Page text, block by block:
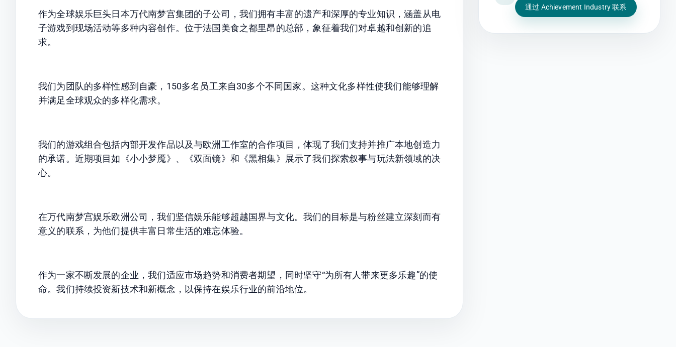
作为全球娱乐巨头日本万代南梦宫集团的子公司，我们拥有丰富的遗产和深厚的专业知识，涵盖从电
子游戏到现场活动等多种内容创作。位于法国美食之都里昂的总部，象征着我们对卓越和创新的追
求。
我们为团队的多样性感到自豪，150多名员工来自30多个不同国家。这种文化多样性使我们能够理解
并满足全球观众的多样化需求。
我们的游戏组合包括内部开发作品以及与欧洲工作室的合作项目，体现了我们支持并推广本地创造力
的承诺。近期项目如《小小梦魇》、《双面镜》和《黑相集》展示了我们探索叙事与玩法新领域的决
心。
在万代南梦宫娱乐欧洲公司，我们坚信娱乐能够超越国界与文化。我们的目标是与粉丝建立深刻而有
意义的联系，为他们提供丰富日常生活的难忘体验。
作为一家不断发展的企业，我们适应市场趋势和消费者期望，同时坚守“为所有人带来更多乐趣”的使
命。我们持续投资新技术和新概念，以保持在娱乐行业的前沿地位。
通过 Achievement Industry 联系